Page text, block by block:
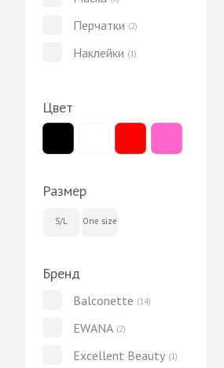
Перчатки (2)
Наклейки (1)
Цвет
Размер
S/L One size
Бренд
Balconette (14)
EWANA (2)
Excellent Beauty (1)